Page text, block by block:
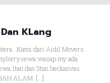
KLang
Kami dari Aidil Movers
ada
1tan dan 3tan berkanvas
ALAM. […]